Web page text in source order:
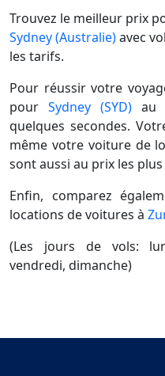
Trouvez le meilleur prix
Sydney (Australie)avec
les tarifs.
Pour réussir votre
pour Sydney (SYD) au
quelques secondes.
même votre voiture de
sont aussi au prix les
Enfin, comparez
locations de voitures à
(Les jours de vols:
vendredi, dimanche)